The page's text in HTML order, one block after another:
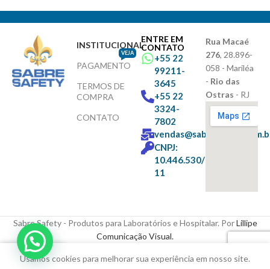
INSTITUCIONAL
PAGAMENTO
VEJA
TERMOS DE
COMPRA
CONTATO
ENTRE EM
CONTATO
+55 22
99211-
3645
+55 22
3324-
7802
CNPJ:
10.446.530/0001-
11
Rua Macaé
276, 28.896-
058 - Mariléa
- Rio das
Ostras - RJ
Sabre Safety - Produtos para Laboratórios e Hospitalar. PorLillipe
Comunicação Visual.
Usamos cookies para melhorar sua experiência em nosso site.